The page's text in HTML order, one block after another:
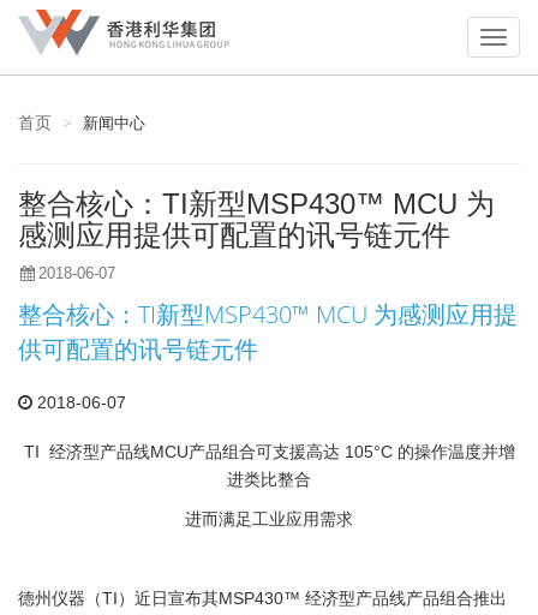
首页 新闻中心
整合核心：TI新型MSP430™ MCU 为
感测应用提供可配置的讯号链元件
2018-06-07
整合核心：TI新型MSP430™ MCU 为感测应用提
供可配置的讯号链元件
2018-06-07
TI 经济型产品线MCU产品组合可支援高达 105°C 的操作温度并增
进类比整合
进而满足工业应用需求
德州仪器（TI）近日宣布其MSP430™ 经济型产品线产品组合推出